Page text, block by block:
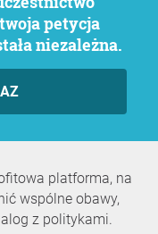
petycja
niezależna.
platforma, na
wspólne obawy,
z politykami.